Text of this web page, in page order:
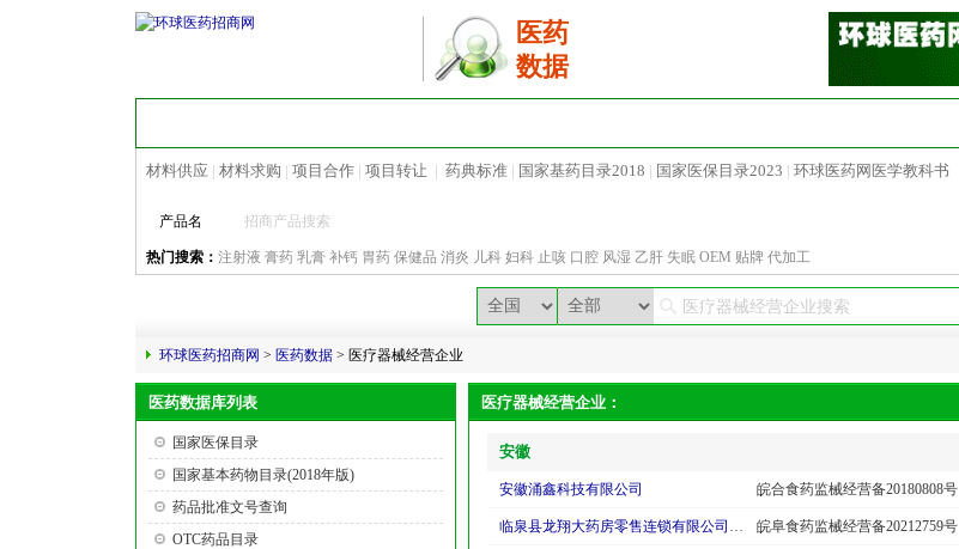
医药
数据
材料供应 | 材料求购 | 项目合作 | 项目转让 | 药典标准 | 国家基药目录2018 | 国家医保目录2023 | 环球医药网医学教科书
产品名
热门搜索： 注射液 膏药 乳膏 补钙 胃药 保健品 消炎 儿科 妇科 止咳 口腔 风湿 乙肝 失眠 OEM 贴牌 代加工
环球医药招商网 > 医药数据 > 医疗器械经营企业
医药数据库列表
国家医保目录
国家基本药物目录(2018年版)
药品批准文号查询
OTC药品目录
医疗器械经营企业：
安徽
安徽涌鑫科技有限公司 皖合食药监械经营备20180808号
临泉县龙翔大药房零售连锁有限公司雷允上店 皖阜食药监械经营备20212759号